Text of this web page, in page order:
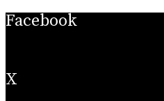
Facebook
X